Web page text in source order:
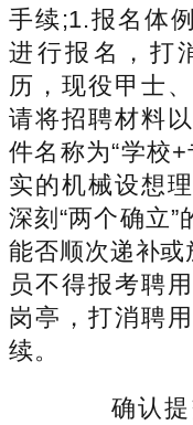
手续;1.报名体
进行报名，打
历，现役甲士
请将招聘材料
件名称为“学校
实的机械设想
深刻“两个确立
能否顺次递补或
员不得报考聘
岗亭，打消聘
续。
确认提